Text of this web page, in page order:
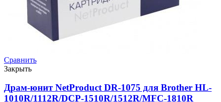
Сравнить
Закрыть
Драм-юнит NetProduct DR-1075 для Brother HL-
1010R/1112R/DCP-1510R/1512R/MFC-1810R